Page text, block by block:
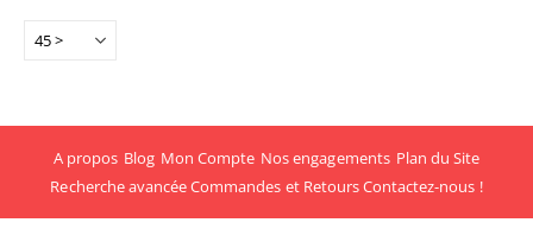
A propos Blog Mon Compte Nos engagements Plan du Site
Recherche avancéeCommandes et RetoursContactez-nous !